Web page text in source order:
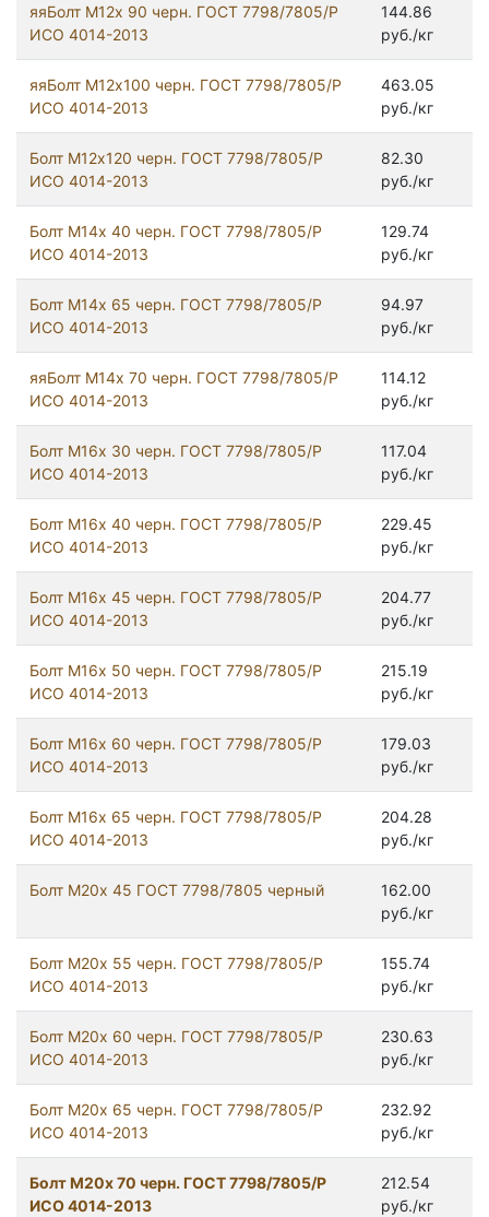
яяБолт М12х 90 черн. ГОСТ 7798/7805/Р
ИСО 4014-2013
144.86
руб./кг
яяБолт М12х100 черн. ГОСТ 7798/7805/Р
ИСО 4014-2013
463.05
руб./кг
Болт М12х120 черн. ГОСТ 7798/7805/Р
ИСО 4014-2013
82.30
руб./кг
Болт М14х 40 черн. ГОСТ 7798/7805/Р
ИСО 4014-2013
129.74
руб./кг
Болт М14х 65 черн. ГОСТ 7798/7805/Р
ИСО 4014-2013
94.97
руб./кг
яяБолт М14х 70 черн. ГОСТ 7798/7805/Р
ИСО 4014-2013
114.12
руб./кг
Болт М16х 30 черн. ГОСТ 7798/7805/Р
ИСО 4014-2013
117.04
руб./кг
Болт М16х 40 черн. ГОСТ 7798/7805/Р
ИСО 4014-2013
229.45
руб./кг
Болт М16х 45 черн. ГОСТ 7798/7805/Р
ИСО 4014-2013
204.77
руб./кг
Болт М16х 50 черн. ГОСТ 7798/7805/Р
ИСО 4014-2013
215.19
руб./кг
Болт М16х 60 черн. ГОСТ 7798/7805/Р
ИСО 4014-2013
179.03
руб./кг
Болт М16х 65 черн. ГОСТ 7798/7805/Р
ИСО 4014-2013
204.28
руб./кг
Болт М20x 45 ГОСТ 7798/7805 черный
162.00
руб./кг
Болт М20х 55 черн. ГОСТ 7798/7805/Р
ИСО 4014-2013
155.74
руб./кг
Болт М20х 60 черн. ГОСТ 7798/7805/Р
ИСО 4014-2013
230.63
руб./кг
Болт М20х 65 черн. ГОСТ 7798/7805/Р
ИСО 4014-2013
232.92
руб./кг
Болт М20х 70 черн. ГОСТ 7798/7805/Р
ИСО 4014-2013
212.54
руб./кг